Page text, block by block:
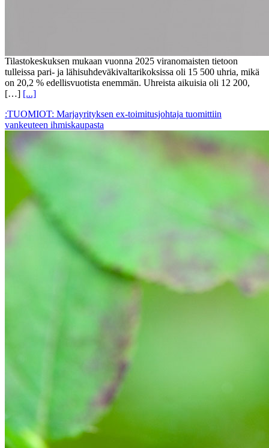
Tilastokeskuksen mukaan vuonna 2025 viranomaisten tietoon
tulleissa pari- ja lähisuhdeväkivaltarikoksissa oli 15 500 uhria, mikä
on 20,2 % edellisvuotista enemmän. Uhreista aikuisia oli 12 200,
[…] [...]
:TUOMIOT: Marjayrityksen ex-toimitusjohtaja tuomittiin
vankeuteen ihmiskaupasta